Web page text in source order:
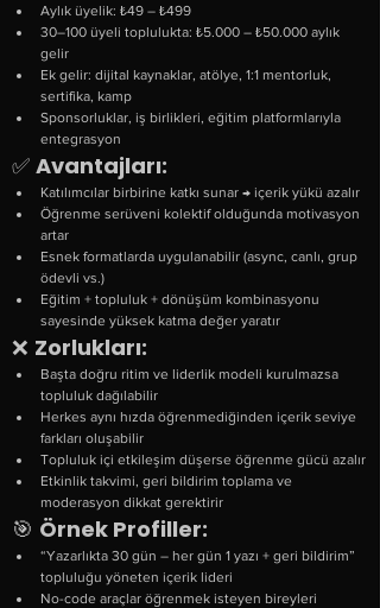
Aylık üyelik: ₺49 – ₺499
30–100 üyeli toplulukta: ₺5.000 – ₺50.000 aylık
gelir
Ek gelir: dijital kaynaklar, atölye, 1:1 mentorluk,
sertifika, kamp
Sponsorluklar, iş birlikleri, eğitim platformlarıyla
entegrasyon
✅ Avantajları:
Katılımcılar birbirine katkı sunar → içerik yükü azalır
Öğrenme serüveni kolektif olduğunda motivasyon
artar
Esnek formatlarda uygulanabilir (async, canlı, grup
ödevli vs.)
Eğitim + topluluk + dönüşüm kombinasyonu
sayesinde yüksek katma değer yaratır
❌ Zorlukları:
Başta doğru ritim ve liderlik modeli kurulmazsa
topluluk dağılabilir
Herkes aynı hızda öğrenmediğinden içerik seviye
farkları oluşabilir
Topluluk içi etkileşim düşerse öğrenme gücü azalır
Etkinlik takvimi, geri bildirim toplama ve
moderasyon dikkat gerektirir
🎯 Örnek Profiller:
“Yazarlıkta 30 gün – her gün 1 yazı + geri bildirim”
topluluğu yöneten içerik lideri
No-code araçlar öğrenmek isteyen bireyleri